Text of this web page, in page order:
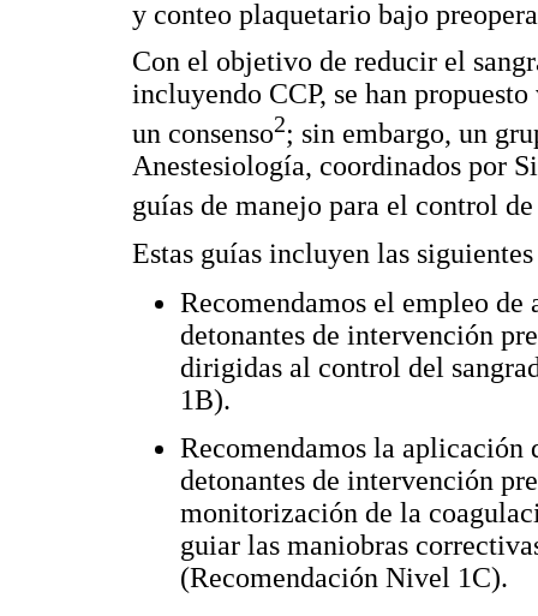
y conteo plaquetario bajo
Con el objetivo de reducir el
incluyendo CCP, se han
un consenso2; sin embargo, un
Anestesiología, coordinados por
guías de manejo para el control
Estas guías incluyen las
Recomendamos el empleo
detonantes de intervención
dirigidas al control del
1B).
Recomendamos la aplicación
detonantes de intervención
monitorización de la
guiar las maniobras
(Recomendación Nivel 1C).